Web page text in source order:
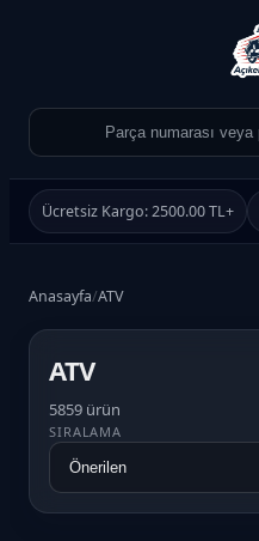
Ücretsiz Kargo: 2500.00 TL+
Anasayfa/ATV
ATV
5859 ürün
SIRALAMA